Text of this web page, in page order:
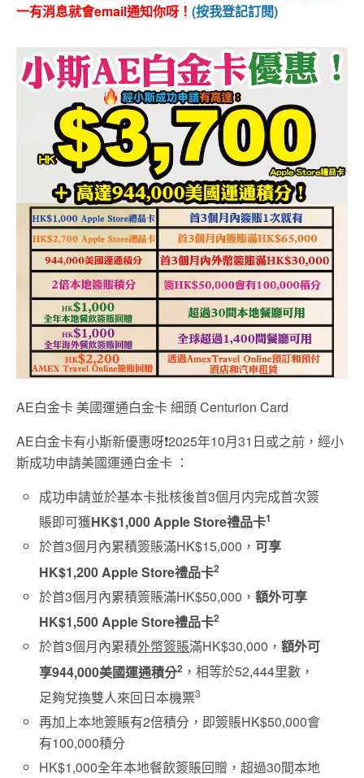
一有消息就會email通知你呀！ (按我登記訂閱)
AE白金卡 美國運通白金卡 細頭 Centurion Card
AE白金卡有小斯新優惠呀❗2025年10月31日或之前，經小
斯成功申請美國運通白金卡 ：
成功申請並於基本卡批核後首3個月内完成首次簽
賬即可獲HK$1,000 Apple Store禮品卡1
於首3個月內累積簽賬滿HK$15,000， 可享
HK$1,200 Apple Store禮品卡2
於首3個月內累積簽賬滿HK$50,000，額外可享
HK$1,500 Apple Store禮品卡2
於首3個月內累積外幣簽賬滿HK$30,000，額外可
享944,000美國運通積分2 ，相等於52,444里數，
足夠兌換雙人來回日本機票3
再加上本地簽賬有2倍積分，即簽賬HK$50,000會
有100,000積分
HK$1,000全年本地餐飲簽賬回贈，超過30間本地